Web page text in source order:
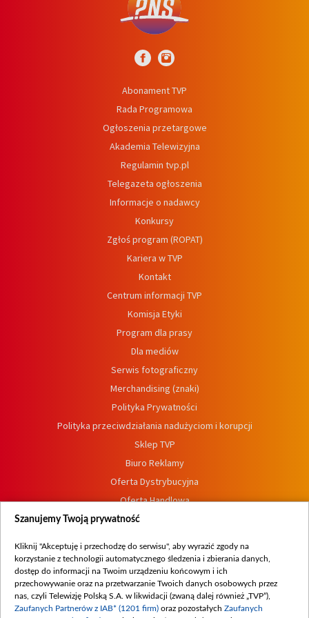
Abonament TVP
Rada Programowa
Ogłoszenia przetargowe
Akademia Telewizyjna
Regulamin tvp.pl
Telegazeta ogłoszenia
Informacje o nadawcy
Konkursy
Zgłoś program (ROPAT)
Kariera w TVP
Kontakt
Centrum informacji TVP
Komisja Etyki
Program dla prasy
Dla mediów
Serwis fotograficzny
Merchandising (znaki)
Polityka Prywatności
Polityka przeciwdziałania nadużyciom i korupcji
Sklep TVP
Biuro Reklamy
Oferta Dystrybucyjna
Oferta Handlowa
Dostępność
Procedura zgłoszeń wewnętrznych
Szanujemy Twoją prywatność
Kliknij "Akceptuję i przechodzę do serwisu", aby wyrazić zgody na
korzystanie z technologii automatycznego śledzenia i zbierania danych,
dostęp do informacji na Twoim urządzeniu końcowym i ich
przechowywanie oraz na przetwarzanie Twoich danych osobowych przez
nas, czyli Telewizję Polską S.A. w likwidacji (zwaną dalej również „TVP”),
Zaufanych Partnerów z IAB* (1201 firm) oraz pozostałych Zaufanych